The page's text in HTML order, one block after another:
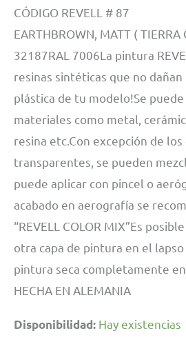
CÓDIGO REVELL # 87
EARTHBROWN, MATT ( TIERRA
32187RAL 7006La pintura
resinas sintéticas que no
plástica de tu modelo!Se
materiales como metal,
resina etc.Con excepción de
transparentes, se pueden
puede aplicar con pincel o
acabado en aerografía se
“REVELL COLOR MIX”Es
otra capa de pintura en el lapso
pintura seca completamente
HECHA EN ALEMANIA
Disponibilidad: Hay existencias